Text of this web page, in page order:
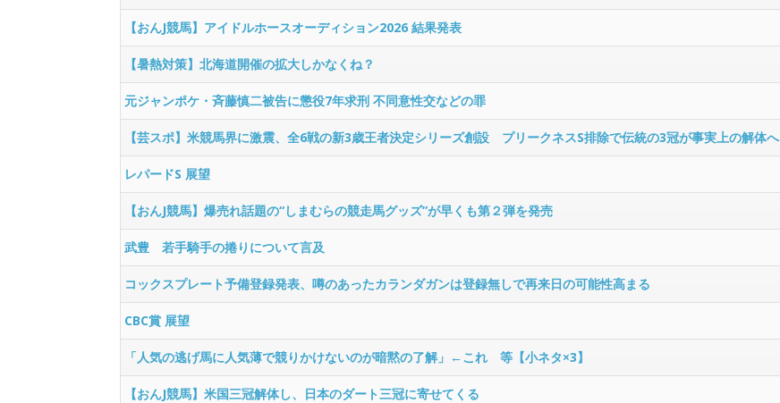
【おんJ競馬】アイドルホースオーディション2026 結果発表
【暑熱対策】北海道開催の拡大しかなくね？
元ジャンポケ・斉藤慎二被告に懲役7年求刑 不同意性交などの罪
【芸スポ】米競馬界に激震、全6戦の新3歳王者決定シリーズ創設 プリークネスS排除で伝統の3冠が事実上の解体へ
レパードS 展望
【おんJ競馬】爆売れ話題の“しまむらの競走馬グッズ”が早くも第２弾を発売
武豊 若手騎手の捲りについて言及
コックスプレート予備登録発表、噂のあったカランダガンは登録無しで再来日の可能性高まる
CBC賞 展望
「人気の逃げ馬に人気薄で競りかけないのが暗黙の了解」←これ 等【小ネタ×3】
【おんJ競馬】米国三冠解体し、日本のダート三冠に寄せてくる